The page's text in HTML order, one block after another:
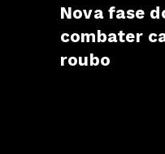
Nova fase
combater
roubo